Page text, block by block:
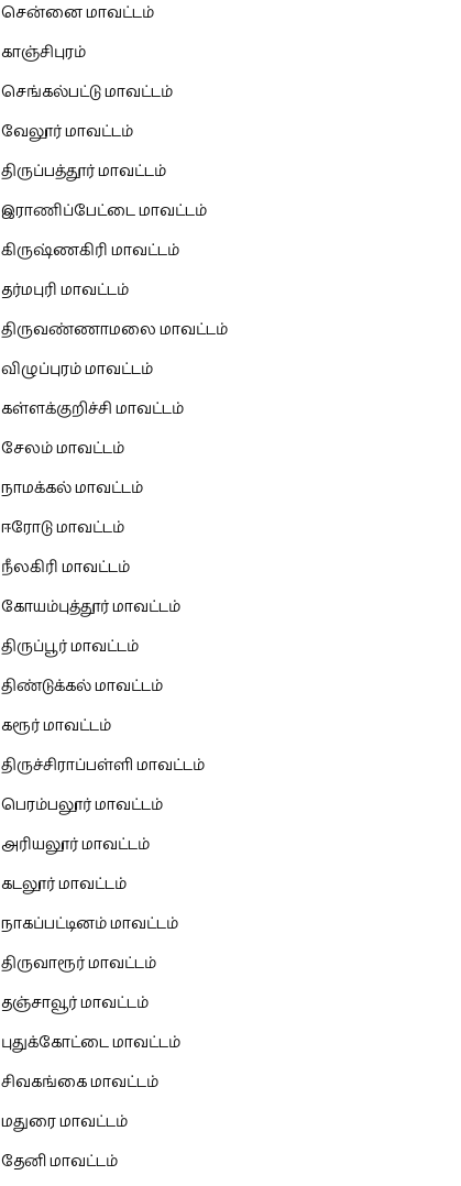
சென்னை மாவட்டம்
காஞ்சிபுரம்
செங்கல்பட்டு மாவட்டம்
வேலூர் மாவட்டம்
திருப்பத்தூர் மாவட்டம்
இராணிப்பேட்டை மாவட்டம்
கிருஷ்ணகிரி மாவட்டம்
தர்மபுரி மாவட்டம்
திருவண்ணாமலை மாவட்டம்
விழுப்புரம் மாவட்டம்
கள்ளக்குறிச்சி மாவட்டம்
சேலம் மாவட்டம்
நாமக்கல் மாவட்டம்
ஈரோடு மாவட்டம்
நீலகிரி மாவட்டம்
கோயம்புத்தூர் மாவட்டம்
திருப்பூர் மாவட்டம்
திண்டுக்கல் மாவட்டம்
கரூர் மாவட்டம்
திருச்சிராப்பள்ளி மாவட்டம்
பெரம்பலூர் மாவட்டம்
அரியலூர் மாவட்டம்
கடலூர் மாவட்டம்
நாகப்பட்டினம் மாவட்டம்
திருவாரூர் மாவட்டம்
தஞ்சாவூர் மாவட்டம்
புதுக்கோட்டை மாவட்டம்
சிவகங்கை மாவட்டம்
மதுரை மாவட்டம்
தேனி மாவட்டம்